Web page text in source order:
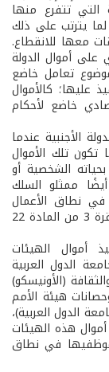
التي تتفرع منها
لما يترتب على ذلك
معها للانقطاع.
على أموال الدولة
موضوع تعامل خاضع
عليها؛ كالأموال
خاضع لأحكام
الأجنبية عندما
تكون تلك الأموال
الشخصية أو
ممثلو السلك
في نطاق الأعمال
التي يقومون بها ضمن وظائفهم سندًا الى الفقرة 3 من المادة 22
أموال الهيئات
الدول العربية
(الأونيسكو)
مزايا وحصانات هيئة الأمم
جامعة الدول العربية)،
أموال هذه الهيئات
في نطاق